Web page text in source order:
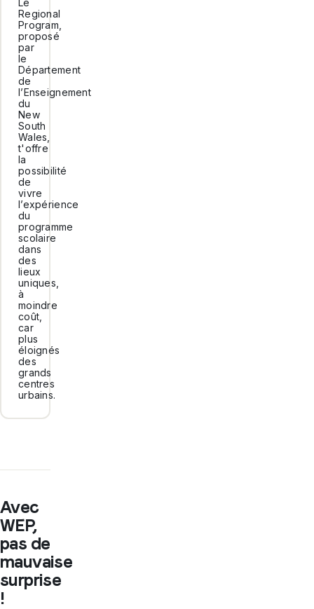
Le
Regional
Program,
proposé
par
le
Département
de
l’Enseignement
du
New
South
Wales,
t'offre
la
possibilité
de
vivre
l’expérience
du
programme
scolaire
dans
des
lieux
uniques,
à
moindre
coût,
car
plus
éloignés
des
grands
centres
urbains.
Avec
WEP,
pas de
mauvaise
surprise
!